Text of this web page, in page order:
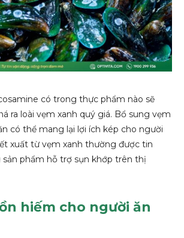
có trong thực phẩm nào sẽ
ra loài vẹm xanh quý giá. Bổ sung vẹm
có thể mang lại lợi ích kép cho người
xuất từ vẹm xanh thường được tin
phẩm hỗ trợ sụn khớp trên thị
hiếm cho người ăn